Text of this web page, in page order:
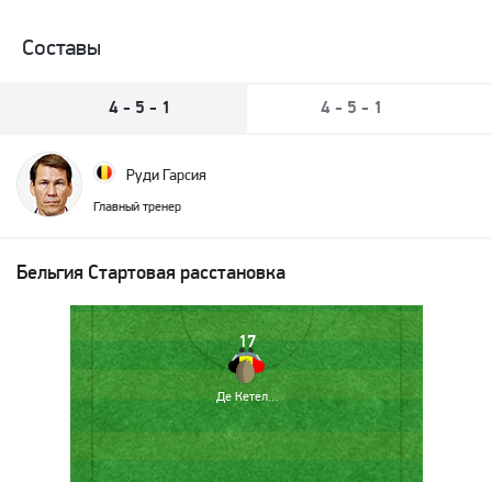
Составы
4 - 5 - 1 4 - 5 - 1
Руди Гарсия
Главный тренер
Бельгия Стартовая расстановка
17
Де Кетеларе